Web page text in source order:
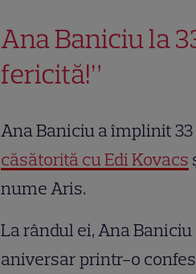
Ana Baniciu la
fericită!”
Ana Baniciu a împlinit
căsătorită cu Edi Kovacs
nume Aris.
La rândul ei, Ana
aniversar printr-o